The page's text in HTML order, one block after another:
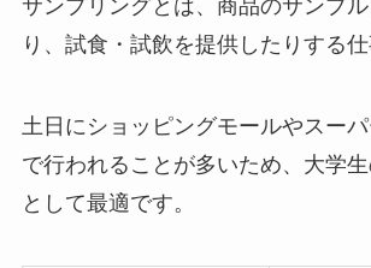
サンプリングとは、商品のサンプ
り、試食・試飲を提供したりする仕
土日にショッピングモールやスー
で行われることが多いため、大学
として最適です。